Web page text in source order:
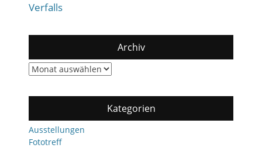
Verfalls
Archiv
Archiv
Kategorien
Ausstellungen
Fototreff